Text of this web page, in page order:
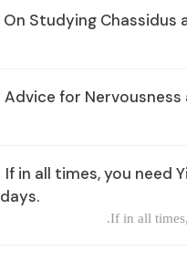
On Studying Chassidus
Advice for
If in all times, you need
If in all